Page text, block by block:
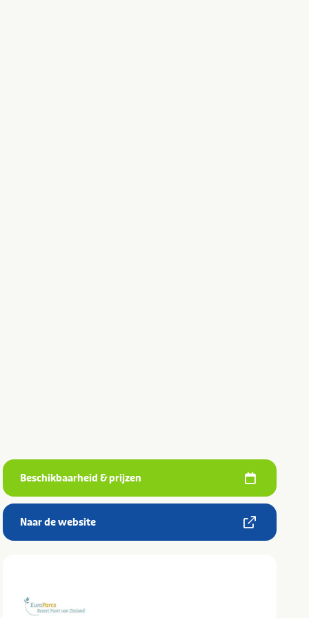
Beschikbaarheid & prijzen
Naar de website